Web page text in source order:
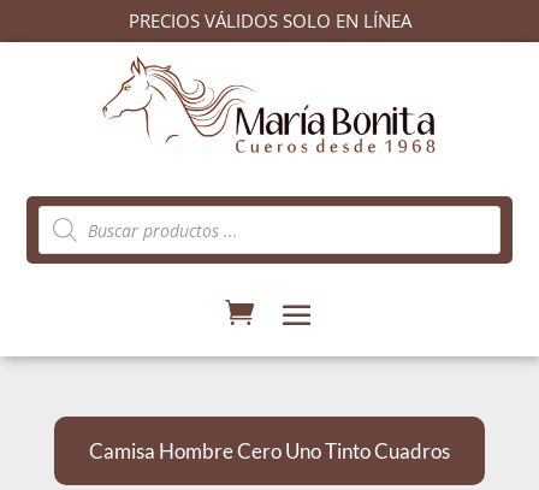
PRECIOS VÁLIDOS SOLO EN LÍNEA
Búsqueda
de
productos
Camisa Hombre Cero Uno Tinto Cuadros